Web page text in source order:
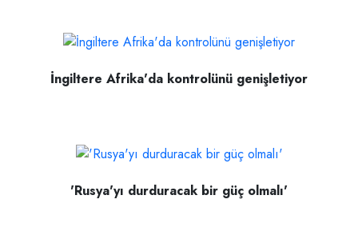
İngiltere Afrika'da kontrolünü genişletiyor
'Rusya'yı durduracak bir güç olmalı'